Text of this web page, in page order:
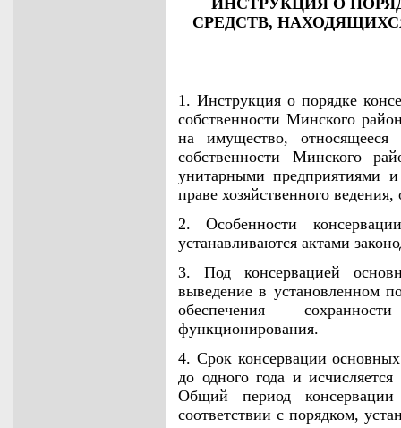
СРЕДСТВ,
1. Инструкция о порядке
собственности Минского
на имущество,
собственности Минского
унитарными предприятиями
праве хозяйственного
2. Особенности
устанавливаются актами
3. Под консервацией
выведение в установленном
обеспечения
функционирования.
4. Срок консервации основных
до одного года и
Общий период
соответствии с порядком,